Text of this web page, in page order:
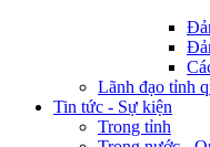
Lãnh đạo tỉnh
Tin tức - Sự kiện
Trong tỉnh